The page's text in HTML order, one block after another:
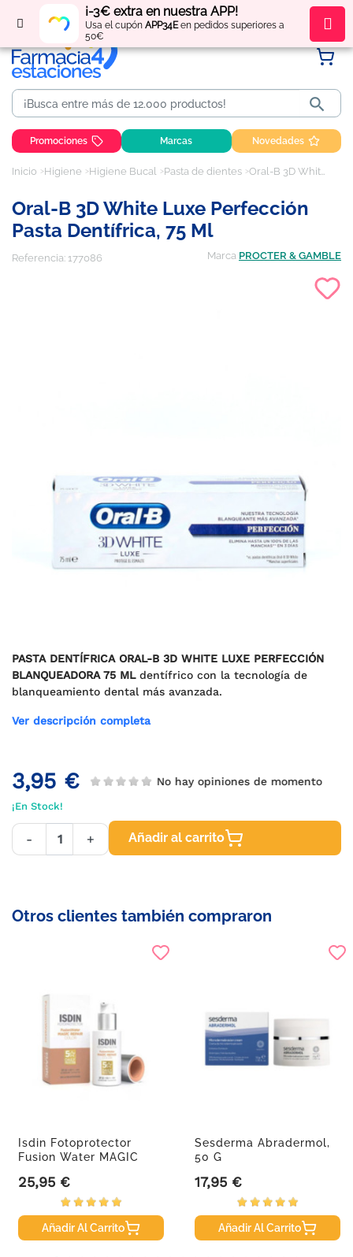
¡-3€ extra en nuestra APP!
Usa el cupón APP34Een pedidos superiores a
50€
Regístratey obténpuntos por tus compras

Promociones Marcas Novedades
Inicio Higiene Higiene Bucal Pasta de dientes Oral-B 3D White Luxe perfección pasta dentífrica, 75 ml
Oral-B 3D White Luxe Perfección
Pasta Dentífrica, 75 Ml
Referencia: 177086 Marca PROCTER & GAMBLE
PASTA DENTÍFRICA ORAL-B 3D WHITE LUXE PERFECCIÓN
BLANQUEADORA 75 MLdentífrico con la tecnología de
blanqueamiento dental más avanzada.
Ver descripción completa
3,95 € No hay opiniones de momento
¡En Stock!
- + Añadir al carrito
Otros clientes también compraron
Isdin Fotoprotector
Fusion Water MAGIC
Precio
25,95 €
Añadir Al Carrito
Sesderma Abradermol,
50 G
Precio
17,95 €
Añadir Al Carrito